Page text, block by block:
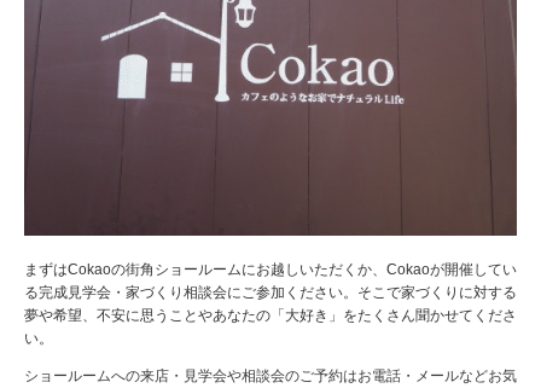
まずはCokaoの街角ショールームにお越しいただくか、Cokaoが開催してい
る完成見学会・家づくり相談会にご参加ください。そこで家づくりに対する
夢や希望、不安に思うことやあなたの「大好き」をたくさん聞かせてくださ
い。
ショールームへの来店・見学会や相談会のご予約はお電話・メールなどお気